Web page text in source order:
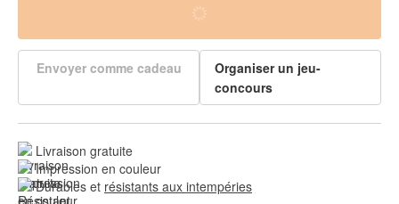
Envoyer comme cadeau
Organiser un jeu-
concours
Livraison gratuite
Impression en couleur
Durables et résistants aux intempéries